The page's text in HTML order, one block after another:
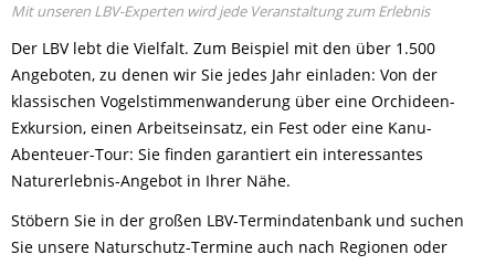
Mit unseren LBV-Experten wird jede Veranstaltung zum Erlebnis
Der LBV lebt die Vielfalt. Zum Beispiel mit den über 1.500
Angeboten, zu denen wir Sie jedes Jahr einladen: Von der
klassischen Vogelstimmenwanderung über eine Orchideen-
Exkursion, einen Arbeitseinsatz, ein Fest oder eine Kanu-
Abenteuer-Tour: Sie finden garantiert ein interessantes
Naturerlebnis-Angebot in Ihrer Nähe.
Stöbern Sie in der großen LBV-Termindatenbank und suchen
Sie unsere Naturschutz-Termine auch nach Regionen oder